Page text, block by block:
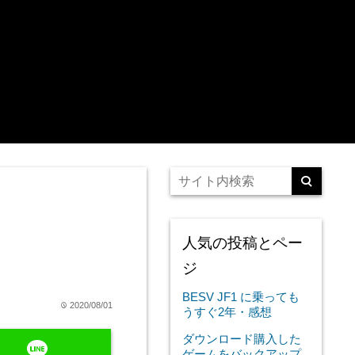
time 2020/08/01
人気の投稿とペー
ジ
BESV JF1 に乗っても
うすぐ2年・感想
ダウンロード購入した